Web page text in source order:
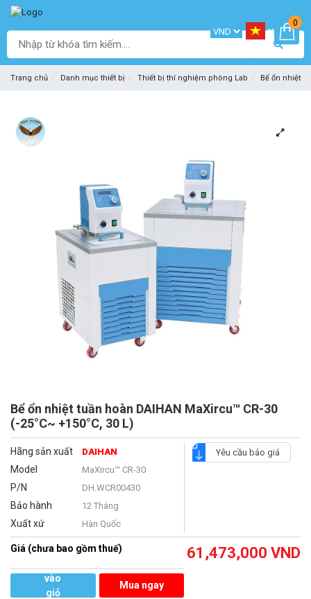
0
Trang chủ Danh mục thiết bị Thiết bị thí nghiệm phòng Lab Bể ổn nhiệt
Bể ổn nhiệt tuần hoàn DAIHAN MaXircu™ CR-30
(-25°C~ +150°C, 30 L)
Hãng sản xuất DAIHAN
Model MaXircu™ CR-30
P/N DH.WCR00430
Bảo hành 12 Tháng
Xuất xứ Hàn Quốc
Yêu cầu báo giá
Giá (chưa bao gồm thuế) 61,473,000 VND
vào
giỏ
Mua ngay